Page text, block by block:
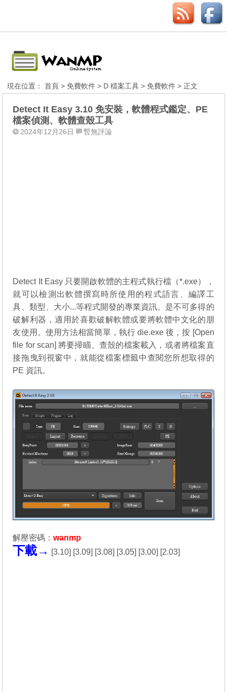
現在位置：首頁 >免費軟件 > D 檔案工具 >免費軟件 > 正文
Detect It Easy 3.10 免安裝，軟體程式鑑定、PE
檔案偵測、軟體查殼工具
2024年12月26日 暫無評論
Detect It Easy 只要開啟軟體的主程式執行檔（*.exe），
就可以檢測出軟體撰寫時所使用的程式語言、編譯工
具、類型、大小...等程式開發的專業資訊。是不可多得的
破解利器，適用於喜歡破解軟體或要將軟體中文化的朋
友使用。使用方法相當簡單，執行 die.exe 後，按 [Open
file for scan] 將要掃瞄、查殼的檔案載入，或者將檔案直
接拖曳到視窗中，就能從檔案標籤中查閱您所想取得的
PE 資訊。
解壓密碼：wanmp
下載→ [3.10] [3.09] [3.08] [3.05] [3.00] [2.03]